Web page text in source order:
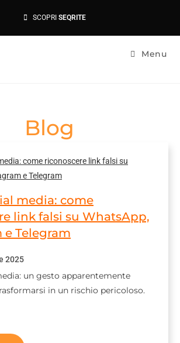
SCOPRI SEQRITE
Menu
Blog
media: come
link falsi su WhatsApp,
e Telegram
2025
un gesto apparentemente
in un rischio pericoloso.